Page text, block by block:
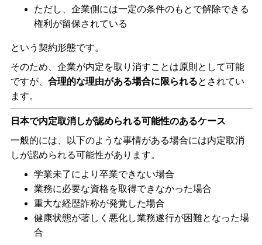
ただし、企業側には一定の条件のもとで解除できる
権利が留保されている
という契約形態です。
そのため、企業が内定を取り消すことは原則として可能
ですが、 合理的な理由がある場合に限られるとされてい
ます。
日本で内定取消しが認められる可能性のあるケース
一般的には、以下のような事情がある場合には内定取消
しが認められる可能性があります。
学業未了により卒業できない場合
業務に必要な資格を取得できなかった場合
重大な経歴詐称が発覚した場合
健康状態が著しく悪化し業務遂行が困難となった場
合